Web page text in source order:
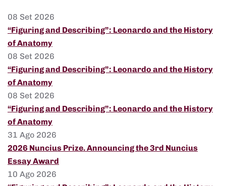
08 Set 2026
“Figuring and Describing”: Leonardo and the History
of Anatomy
08 Set 2026
“Figuring and Describing”: Leonardo and the History
of Anatomy
08 Set 2026
“Figuring and Describing”: Leonardo and the History
of Anatomy
31 Ago 2026
2026 Nuncius Prize. Announcing the 3rd Nuncius
Essay Award
10 Ago 2026